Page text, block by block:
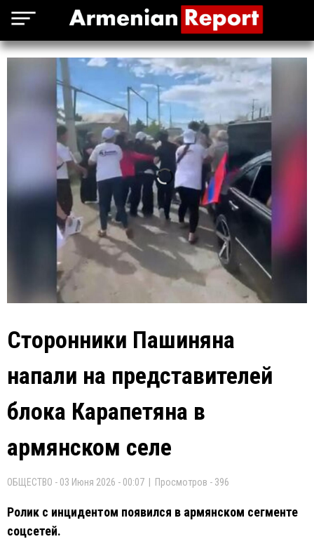
Сторонники Пашиняна
напали на представителей
блока Карапетяна в
армянском селе
ОБЩЕСТВО - 03 Июня 2026 - 00:07 | Просмотров - 396
Ролик с инцидентом появился в армянском сегменте
соцсетей.